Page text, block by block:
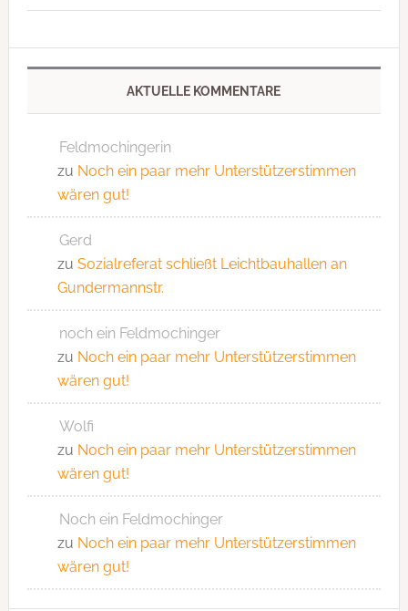
AKTUELLE KOMMENTARE
Feldmochingerin
zu Noch ein paar mehr Unterstützerstimmen
wären gut!
Gerd
zu Sozialreferat schließt Leichtbauhallen an
Gundermannstr.
noch ein Feldmochinger
zu Noch ein paar mehr Unterstützerstimmen
wären gut!
Wolfi
zu Noch ein paar mehr Unterstützerstimmen
wären gut!
Noch ein Feldmochinger
zu Noch ein paar mehr Unterstützerstimmen
wären gut!